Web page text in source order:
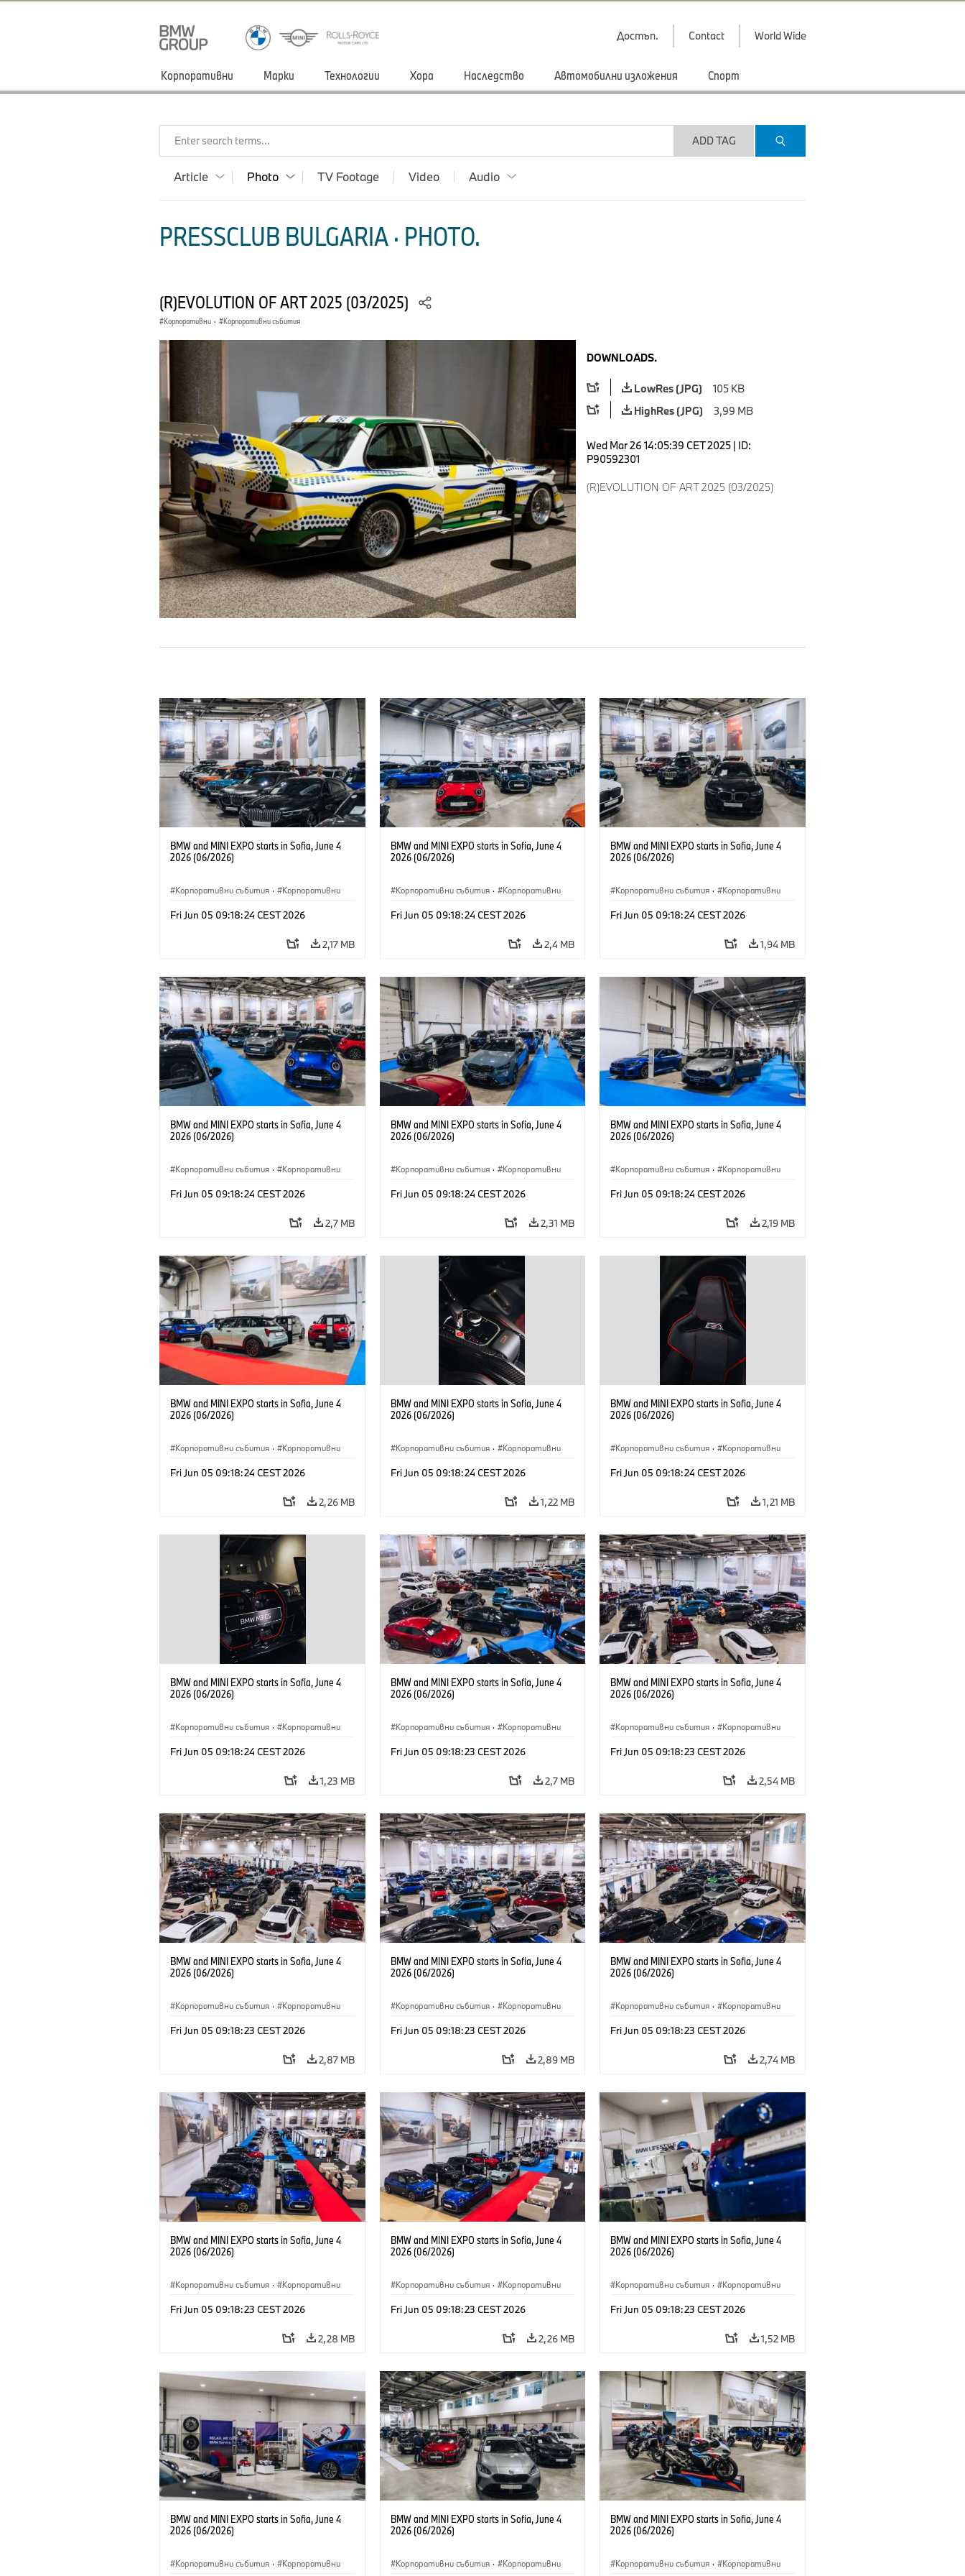
Достъп. Contact World Wide
Корпоративни Марки Технологии Хора Наследство Автомобилни изложения Спорт
Enter search terms... ADD TAG
Article Photo TV Footage Video Audio
PRESSCLUB BULGARIA · PHOTO.
(R)EVOLUTION OF ART 2025 (03/2025)
Корпоративни · Корпоративни събития
DOWNLOADS.
LowRes (JPG)
105 KB
HighRes (JPG)
3,99 MB
Wed Mar 26 14:05:39 CET 2025 | ID:
P90592301
(R)EVOLUTION OF ART 2025 (03/2025)
BMW and MINI EXPO starts in Sofia, June 4
2026 (06/2026)
Корпоративни събития · Корпоративни
Fri Jun 05 09:18:24 CEST 2026
2,17 MB
BMW and MINI EXPO starts in Sofia, June 4
2026 (06/2026)
Корпоративни събития · Корпоративни
Fri Jun 05 09:18:24 CEST 2026
2,4 MB
BMW and MINI EXPO starts in Sofia, June 4
2026 (06/2026)
Корпоративни събития · Корпоративни
Fri Jun 05 09:18:24 CEST 2026
1,94 MB
BMW and MINI EXPO starts in Sofia, June 4
2026 (06/2026)
Корпоративни събития · Корпоративни
Fri Jun 05 09:18:24 CEST 2026
2,7 MB
BMW and MINI EXPO starts in Sofia, June 4
2026 (06/2026)
Корпоративни събития · Корпоративни
Fri Jun 05 09:18:24 CEST 2026
2,31 MB
BMW and MINI EXPO starts in Sofia, June 4
2026 (06/2026)
Корпоративни събития · Корпоративни
Fri Jun 05 09:18:24 CEST 2026
2,19 MB
BMW and MINI EXPO starts in Sofia, June 4
2026 (06/2026)
Корпоративни събития · Корпоративни
Fri Jun 05 09:18:24 CEST 2026
2,26 MB
BMW and MINI EXPO starts in Sofia, June 4
2026 (06/2026)
Корпоративни събития · Корпоративни
Fri Jun 05 09:18:24 CEST 2026
1,22 MB
BMW and MINI EXPO starts in Sofia, June 4
2026 (06/2026)
Корпоративни събития · Корпоративни
Fri Jun 05 09:18:24 CEST 2026
1,21 MB
BMW and MINI EXPO starts in Sofia, June 4
2026 (06/2026)
Корпоративни събития · Корпоративни
Fri Jun 05 09:18:24 CEST 2026
1,23 MB
BMW and MINI EXPO starts in Sofia, June 4
2026 (06/2026)
Корпоративни събития · Корпоративни
Fri Jun 05 09:18:23 CEST 2026
2,7 MB
BMW and MINI EXPO starts in Sofia, June 4
2026 (06/2026)
Корпоративни събития · Корпоративни
Fri Jun 05 09:18:23 CEST 2026
2,54 MB
BMW and MINI EXPO starts in Sofia, June 4
2026 (06/2026)
Корпоративни събития · Корпоративни
Fri Jun 05 09:18:23 CEST 2026
2,87 MB
BMW and MINI EXPO starts in Sofia, June 4
2026 (06/2026)
Корпоративни събития · Корпоративни
Fri Jun 05 09:18:23 CEST 2026
2,89 MB
BMW and MINI EXPO starts in Sofia, June 4
2026 (06/2026)
Корпоративни събития · Корпоративни
Fri Jun 05 09:18:23 CEST 2026
2,74 MB
BMW and MINI EXPO starts in Sofia, June 4
2026 (06/2026)
Корпоративни събития · Корпоративни
Fri Jun 05 09:18:23 CEST 2026
2,28 MB
BMW and MINI EXPO starts in Sofia, June 4
2026 (06/2026)
Корпоративни събития · Корпоративни
Fri Jun 05 09:18:23 CEST 2026
2,26 MB
BMW and MINI EXPO starts in Sofia, June 4
2026 (06/2026)
Корпоративни събития · Корпоративни
Fri Jun 05 09:18:23 CEST 2026
1,52 MB
BMW and MINI EXPO starts in Sofia, June 4
2026 (06/2026)
Корпоративни събития · Корпоративни
BMW and MINI EXPO starts in Sofia, June 4
2026 (06/2026)
Корпоративни събития · Корпоративни
BMW and MINI EXPO starts in Sofia, June 4
2026 (06/2026)
Корпоративни събития · Корпоративни